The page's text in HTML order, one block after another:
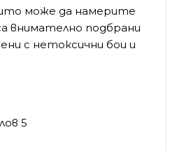
може да намерите
внимателно подбрани
с нетоксични бои и
5